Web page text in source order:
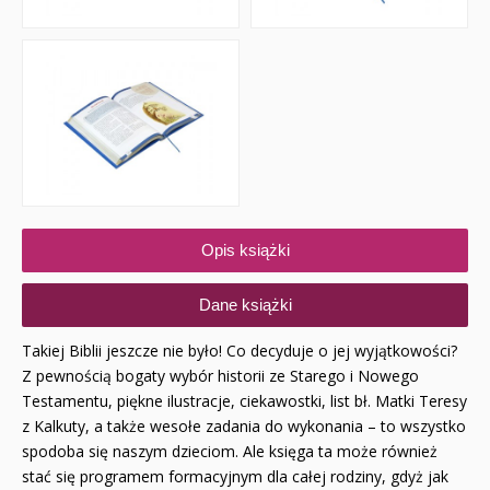
Opis książki
Dane książki
Takiej Biblii jeszcze nie było! Co decyduje o jej wyjątkowości?
Z pewnością bogaty wybór historii ze Starego i Nowego
Testamentu, piękne ilustracje, ciekawostki, list bł. Matki Teresy
z Kalkuty, a także wesołe zadania do wykonania – to wszystko
spodoba się naszym dzieciom. Ale księga ta może również
stać się programem formacyjnym dla całej rodziny, gdyż jak